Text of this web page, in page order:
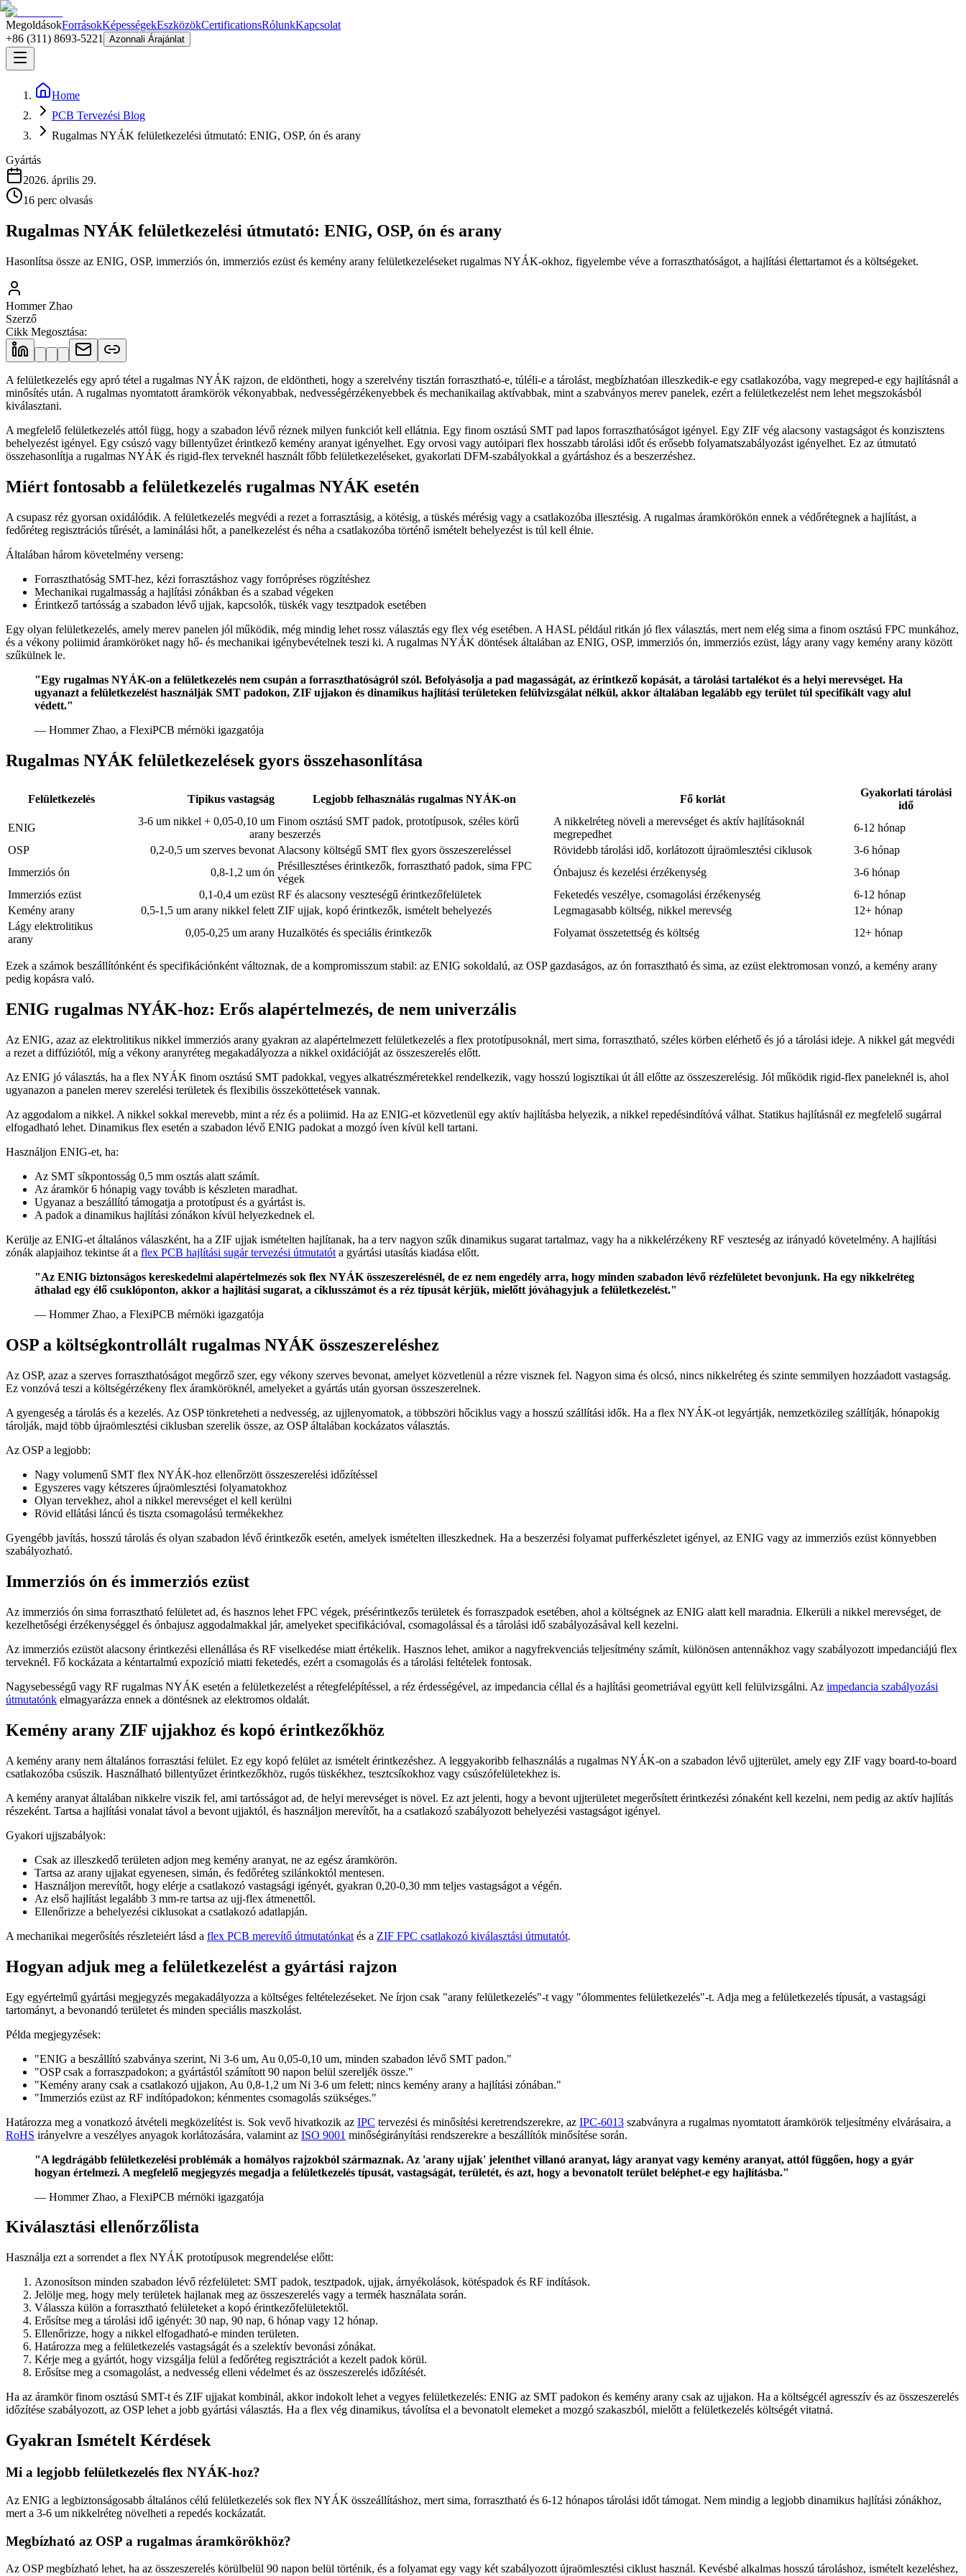
MegoldásokForrásokKépességekEszközökCertificationsRólunkKapcsolat
+86 (311) 8693-5221
Azonnali Árajánlat
Home
PCB Tervezési Blog
Rugalmas NYÁK felületkezelési útmutató: ENIG, OSP, ón és arany
Gyártás
2026. április 29.
16 perc olvasás
Rugalmas NYÁK felületkezelési útmutató: ENIG, OSP, ón és arany
Hasonlítsa össze az ENIG, OSP, immerziós ón, immerziós ezüst és kemény arany felületkezeléseket rugalmas NYÁK-okhoz, figyelembe véve a forraszthatóságot, a hajlítási élettartamot és a költségeket.
Hommer Zhao
Szerző
Cikk Megosztása:
A felületkezelés egy apró tétel a rugalmas NYÁK rajzon, de eldöntheti, hogy a szerelvény tisztán forrasztható-e, túléli-e a tárolást, megbízhatóan illeszkedik-e egy csatlakozóba, vagy megreped-e egy hajlításnál a
minősítés után. A rugalmas nyomtatott áramkörök vékonyabbak, nedvességérzékenyebbek és mechanikailag aktívabbak, mint a szabványos merev panelek, ezért a felületkezelést nem lehet megszokásból
kiválasztani.
A megfelelő felületkezelés attól függ, hogy a szabadon lévő réznek milyen funkciót kell ellátnia. Egy finom osztású SMT pad lapos forraszthatóságot igényel. Egy ZIF vég alacsony vastagságot és konzisztens
behelyezést igényel. Egy csúszó vagy billentyűzet érintkező kemény aranyat igényelhet. Egy orvosi vagy autóipari flex hosszabb tárolási időt és erősebb folyamatszabályozást igényelhet. Ez az útmutató
összehasonlítja a rugalmas NYÁK és rigid-flex terveknél használt főbb felületkezeléseket, gyakorlati DFM-szabályokkal a gyártáshoz és a beszerzéshez.
Miért fontosabb a felületkezelés rugalmas NYÁK esetén
A csupasz réz gyorsan oxidálódik. A felületkezelés megvédi a rezet a forrasztásig, a kötésig, a tüskés mérésig vagy a csatlakozóba illesztésig. A rugalmas áramkörökön ennek a védőrétegnek a hajlítást, a
fedőréteg regisztrációs tűrését, a laminálási hőt, a panelkezelést és néha a csatlakozóba történő ismételt behelyezést is túl kell élnie.
Általában három követelmény verseng:
Forraszthatóság SMT-hez, kézi forrasztáshoz vagy forrópréses rögzítéshez
Mechanikai rugalmasság a hajlítási zónákban és a szabad végeken
Érintkező tartósság a szabadon lévő ujjak, kapcsolók, tüskék vagy tesztpadok esetében
Egy olyan felületkezelés, amely merev panelen jól működik, még mindig lehet rossz választás egy flex vég esetében. A HASL például ritkán jó flex választás, mert nem elég sima a finom osztású FPC munkához,
és a vékony poliimid áramköröket nagy hő- és mechanikai igénybevételnek teszi ki. A rugalmas NYÁK döntések általában az ENIG, OSP, immerziós ón, immerziós ezüst, lágy arany vagy kemény arany között
szűkülnek le.
"Egy rugalmas NYÁK-on a felületkezelés nem csupán a forraszthatóságról szól. Befolyásolja a pad magasságát, az érintkező kopását, a tárolási tartalékot és a helyi merevséget. Ha
ugyanazt a felületkezelést használják SMT padokon, ZIF ujjakon és dinamikus hajlítási területeken felülvizsgálat nélkül, akkor általában legalább egy terület túl specifikált vagy alul
védett."
— Hommer Zhao, a FlexiPCB mérnöki igazgatója
Rugalmas NYÁK felületkezelések gyors összehasonlítása
Felületkezelés Tipikus vastagság Legjobb felhasználás rugalmas NYÁK-on Fő korlát
Gyakorlati tárolási
idő
ENIG
3-6 um nikkel + 0,05-0,10 um
arany
Finom osztású SMT padok, prototípusok, széles körű
beszerzés
A nikkelréteg növeli a merevséget és aktív hajlításoknál
megrepedhet
6-12 hónap
OSP
0,2-0,5 um szerves bevonat Alacsony költségű SMT flex gyors összeszereléssel Rövidebb tárolási idő, korlátozott újraömlesztési ciklusok
3-6 hónap
Immerziós ón
0,8-1,2 um ón
Présillesztéses érintkezők, forrasztható padok, sima FPC
végek
Ónbajusz és kezelési érzékenység
3-6 hónap
Immerziós ezüst
0,1-0,4 um ezüst RF és alacsony veszteségű érintkezőfelületek Feketedés veszélye, csomagolási érzékenység
6-12 hónap
Kemény arany
0,5-1,5 um arany nikkel felett ZIF ujjak, kopó érintkezők, ismételt behelyezés Legmagasabb költség, nikkel merevség
12+ hónap
Lágy elektrolitikus
arany
0,05-0,25 um arany Huzalkötés és speciális érintkezők Folyamat összetettség és költség 12+ hónap
Ezek a számok beszállítónként és specifikációnként változnak, de a kompromisszum stabil: az ENIG sokoldalú, az OSP gazdaságos, az ón forrasztható és sima, az ezüst elektromosan vonzó, a kemény arany
pedig kopásra való.
ENIG rugalmas NYÁK-hoz: Erős alapértelmezés, de nem univerzális
Az ENIG, azaz az elektrolitikus nikkel immerziós arany gyakran az alapértelmezett felületkezelés a flex prototípusoknál, mert sima, forrasztható, széles körben elérhető és jó a tárolási ideje. A nikkel gát megvédi
a rezet a diffúziótól, míg a vékony aranyréteg megakadályozza a nikkel oxidációját az összeszerelés előtt.
Az ENIG jó választás, ha a flex NYÁK finom osztású SMT padokkal, vegyes alkatrészméretekkel rendelkezik, vagy hosszú logisztikai út áll előtte az összeszerelésig. Jól működik rigid-flex paneleknél is, ahol
ugyanazon a panelen merev szerelési területek és flexibilis összeköttetések vannak.
Az aggodalom a nikkel. A nikkel sokkal merevebb, mint a réz és a poliimid. Ha az ENIG-et közvetlenül egy aktív hajlításba helyezik, a nikkel repedésindítóvá válhat. Statikus hajlításnál ez megfelelő sugárral
elfogadható lehet. Dinamikus flex esetén a szabadon lévő ENIG padokat a mozgó íven kívül kell tartani.
Használjon ENIG-et, ha:
Az SMT síkpontosság 0,5 mm osztás alatt számít.
Az áramkör 6 hónapig vagy tovább is készleten maradhat.
Ugyanaz a beszállító támogatja a prototípust és a gyártást is.
A padok a dinamikus hajlítási zónákon kívül helyezkednek el.
Kerülje az ENIG-et általános válaszként, ha a ZIF ujjak ismételten hajlítanak, ha a terv nagyon szűk dinamikus sugarat tartalmaz, vagy ha a nikkelérzékeny RF veszteség az irányadó követelmény. A hajlítási
zónák alapjaihoz tekintse át a flex PCB hajlítási sugár tervezési útmutatót a gyártási utasítás kiadása előtt.
"Az ENIG biztonságos kereskedelmi alapértelmezés sok flex NYÁK összeszerelésnél, de ez nem engedély arra, hogy minden szabadon lévő rézfelületet bevonjunk. Ha egy nikkelréteg
áthalad egy élő csuklóponton, akkor a hajlítási sugarat, a ciklusszámot és a réz típusát kérjük, mielőtt jóváhagyjuk a felületkezelést."
— Hommer Zhao, a FlexiPCB mérnöki igazgatója
OSP a költségkontrollált rugalmas NYÁK összeszereléshez
Az OSP, azaz a szerves forraszthatóságot megőrző szer, egy vékony szerves bevonat, amelyet közvetlenül a rézre visznek fel. Nagyon sima és olcsó, nincs nikkelréteg és szinte semmilyen hozzáadott vastagság.
Ez vonzóvá teszi a költségérzékeny flex áramköröknél, amelyeket a gyártás után gyorsan összeszerelnek.
A gyengeség a tárolás és a kezelés. Az OSP tönkreteheti a nedvesség, az ujjlenyomatok, a többszöri hőciklus vagy a hosszú szállítási idők. Ha a flex NYÁK-ot legyártják, nemzetközileg szállítják, hónapokig
tárolják, majd több újraömlesztési ciklusban szerelik össze, az OSP általában kockázatos választás.
Az OSP a legjobb:
Nagy volumenű SMT flex NYÁK-hoz ellenőrzött összeszerelési időzítéssel
Egyszeres vagy kétszeres újraömlesztési folyamatokhoz
Olyan tervekhez, ahol a nikkel merevséget el kell kerülni
Rövid ellátási láncú és tiszta csomagolású termékekhez
Gyengébb javítás, hosszú tárolás és olyan szabadon lévő érintkezők esetén, amelyek ismételten illeszkednek. Ha a beszerzési folyamat pufferkészletet igényel, az ENIG vagy az immerziós ezüst könnyebben
szabályozható.
Immerziós ón és immerziós ezüst
Az immerziós ón sima forrasztható felületet ad, és hasznos lehet FPC végek, présérintkezős területek és forraszpadok esetében, ahol a költségnek az ENIG alatt kell maradnia. Elkerüli a nikkel merevséget, de
kezelhetőségi érzékenységgel és ónbajusz aggodalmakkal jár, amelyeket specifikációval, csomagolással és a tárolási idő szabályozásával kell kezelni.
Az immerziós ezüstöt alacsony érintkezési ellenállása és RF viselkedése miatt értékelik. Hasznos lehet, amikor a nagyfrekvenciás teljesítmény számít, különösen antennákhoz vagy szabályozott impedanciájú flex
terveknél. Fő kockázata a kéntartalmú expozíció miatti feketedés, ezért a csomagolás és a tárolási feltételek fontosak.
Nagysebességű vagy RF rugalmas NYÁK esetén a felületkezelést a rétegfelépítéssel, a réz érdességével, az impedancia céllal és a hajlítási geometriával együtt kell felülvizsgálni. Az impedancia szabályozási
útmutatónk elmagyarázza ennek a döntésnek az elektromos oldalát.
Kemény arany ZIF ujjakhoz és kopó érintkezőkhöz
A kemény arany nem általános forrasztási felület. Ez egy kopó felület az ismételt érintkezéshez. A leggyakoribb felhasználás a rugalmas NYÁK-on a szabadon lévő ujjterület, amely egy ZIF vagy board-to-board
csatlakozóba csúszik. Használható billentyűzet érintkezőkhöz, rugós tüskékhez, tesztcsíkokhoz vagy csúszófelületekhez is.
A kemény aranyat általában nikkelre viszik fel, ami tartósságot ad, de helyi merevséget is növel. Ez azt jelenti, hogy a bevont ujjterületet megerősített érintkezési zónaként kell kezelni, nem pedig az aktív hajlítás
részeként. Tartsa a hajlítási vonalat távol a bevont ujjaktól, és használjon merevítőt, ha a csatlakozó szabályozott behelyezési vastagságot igényel.
Gyakori ujjszabályok:
Csak az illeszkedő területen adjon meg kemény aranyat, ne az egész áramkörön.
Tartsa az arany ujjakat egyenesen, simán, és fedőréteg szilánkoktól mentesen.
Használjon merevítőt, hogy elérje a csatlakozó vastagsági igényét, gyakran 0,20-0,30 mm teljes vastagságot a végén.
Az első hajlítást legalább 3 mm-re tartsa az ujj-flex átmenettől.
Ellenőrizze a behelyezési ciklusokat a csatlakozó adatlapján.
A mechanikai megerősítés részleteiért lásd a flex PCB merevítő útmutatónkat és a ZIF FPC csatlakozó kiválasztási útmutatót.
Hogyan adjuk meg a felületkezelést a gyártási rajzon
Egy egyértelmű gyártási megjegyzés megakadályozza a költséges feltételezéseket. Ne írjon csak "arany felületkezelés"-t vagy "ólommentes felületkezelés"-t. Adja meg a felületkezelés típusát, a vastagsági
tartományt, a bevonandó területet és minden speciális maszkolást.
Példa megjegyzések:
"ENIG a beszállító szabványa szerint, Ni 3-6 um, Au 0,05-0,10 um, minden szabadon lévő SMT padon."
"OSP csak a forraszpadokon; a gyártástól számított 90 napon belül szereljék össze."
"Kemény arany csak a csatlakozó ujjakon, Au 0,8-1,2 um Ni 3-6 um felett; nincs kemény arany a hajlítási zónában."
"Immerziós ezüst az RF indítópadokon; kénmentes csomagolás szükséges."
Határozza meg a vonatkozó átvételi megközelítést is. Sok vevő hivatkozik az IPC tervezési és minősítési keretrendszerekre, az IPC-6013 szabványra a rugalmas nyomtatott áramkörök teljesítmény elvárásaira, a
RoHS irányelvre a veszélyes anyagok korlátozására, valamint az ISO 9001 minőségirányítási rendszerekre a beszállítók minősítése során.
"A legdrágább felületkezelési problémák a homályos rajzokból származnak. Az 'arany ujjak' jelenthet villanó aranyat, lágy aranyat vagy kemény aranyat, attól függően, hogy a gyár
hogyan értelmezi. A megfelelő megjegyzés megadja a felületkezelés típusát, vastagságát, területét, és azt, hogy a bevonatolt terület beléphet-e egy hajlításba."
— Hommer Zhao, a FlexiPCB mérnöki igazgatója
Kiválasztási ellenőrzőlista
Használja ezt a sorrendet a flex NYÁK prototípusok megrendelése előtt:
Azonosítson minden szabadon lévő rézfelületet: SMT padok, tesztpadok, ujjak, árnyékolások, kötéspadok és RF indítások.
Jelölje meg, hogy mely területek hajlanak meg az összeszerelés vagy a termék használata során.
Válassza külön a forrasztható felületeket a kopó érintkezőfelületektől.
Erősítse meg a tárolási idő igényét: 30 nap, 90 nap, 6 hónap vagy 12 hónap.
Ellenőrizze, hogy a nikkel elfogadható-e minden területen.
Határozza meg a felületkezelés vastagságát és a szelektív bevonási zónákat.
Kérje meg a gyártót, hogy vizsgálja felül a fedőréteg regisztrációt a kezelt padok körül.
Erősítse meg a csomagolást, a nedvesség elleni védelmet és az összeszerelés időzítését.
Ha az áramkör finom osztású SMT-t és ZIF ujjakat kombinál, akkor indokolt lehet a vegyes felületkezelés: ENIG az SMT padokon és kemény arany csak az ujjakon. Ha a költségcél agresszív és az összeszerelés
időzítése szabályozott, az OSP lehet a jobb gyártási választás. Ha a flex vég dinamikus, távolítsa el a bevonatolt elemeket a mozgó szakaszból, mielőtt a felületkezelés költségét vitatná.
Gyakran Ismételt Kérdések
Mi a legjobb felületkezelés flex NYÁK-hoz?
Az ENIG a legbiztonságosabb általános célú felületkezelés sok flex NYÁK összeállításhoz, mert sima, forrasztható és 6-12 hónapos tárolási időt támogat. Nem mindig a legjobb dinamikus hajlítási zónákhoz,
mert a 3-6 um nikkelréteg növelheti a repedés kockázatát.
Megbízható az OSP a rugalmas áramkörökhöz?
Az OSP megbízható lehet, ha az összeszerelés körülbelül 90 napon belül történik, és a folyamat egy vagy két szabályozott újraömlesztési ciklust használ. Kevésbé alkalmas hosszú tároláshoz, ismételt kezeléshez,